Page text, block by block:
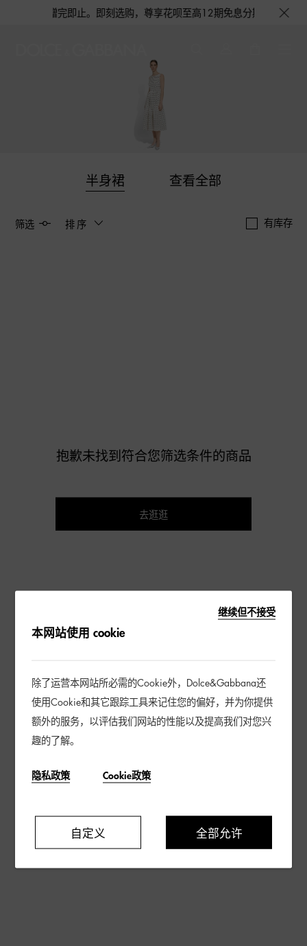
，赠完即止。即刻选购，尊享花呗至高12期免息分期礼遇，下单
半身裙 查看全部
筛选 排序 有库存
抱歉未找到符合您筛选条件的商品
去逛逛
继续但不接受
本网站使用 cookie
除了运营本网站所必需的Cookie外，Dolce&Gabbana还
使用Cookie和其它跟踪工具来记住您的偏好，并为你提供
额外的服务，以评估我们网站的性能以及提高我们对您兴
趣的了解。
隐私政策 Cookie政策
自定义 全部允许